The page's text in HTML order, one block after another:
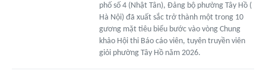
phố số 4 (Nhật Tân), Đảng bộ phường Tây Hồ (
Hà Nội) đã xuất sắc trở thành một trong 10
gương mặt tiêu biểu bước vào vòng Chung
khảo Hội thi Báo cáo viên, tuyên truyền viên
giỏi phường Tây Hồ năm 2026.